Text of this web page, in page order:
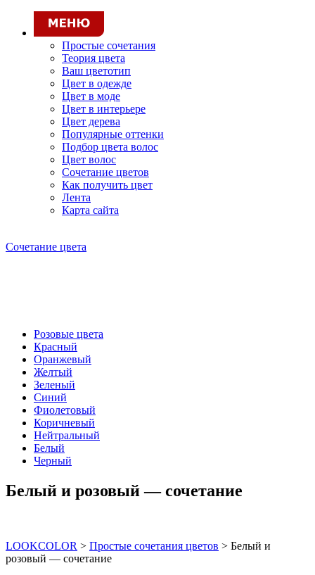
Простые сочетания
Теория цвета
Ваш цветотип
Цвет в одежде
Цвет в моде
Цвет в интерьере
Цвет дерева
Популярные оттенки
Подбор цвета волос
Цвет волос
Сочетание цветов
Как получить цвет
Лента
Карта сайта
Сочетание цвета
Розовые цвета
Красный
Оранжевый
Желтый
Зеленый
Синий
Фиолетовый
Коричневый
Нейтральный
Белый
Черный
Белый и розовый — сочетание
LOOKCOLOR > Простые сочетания цветов > Белый и
розовый — сочетание